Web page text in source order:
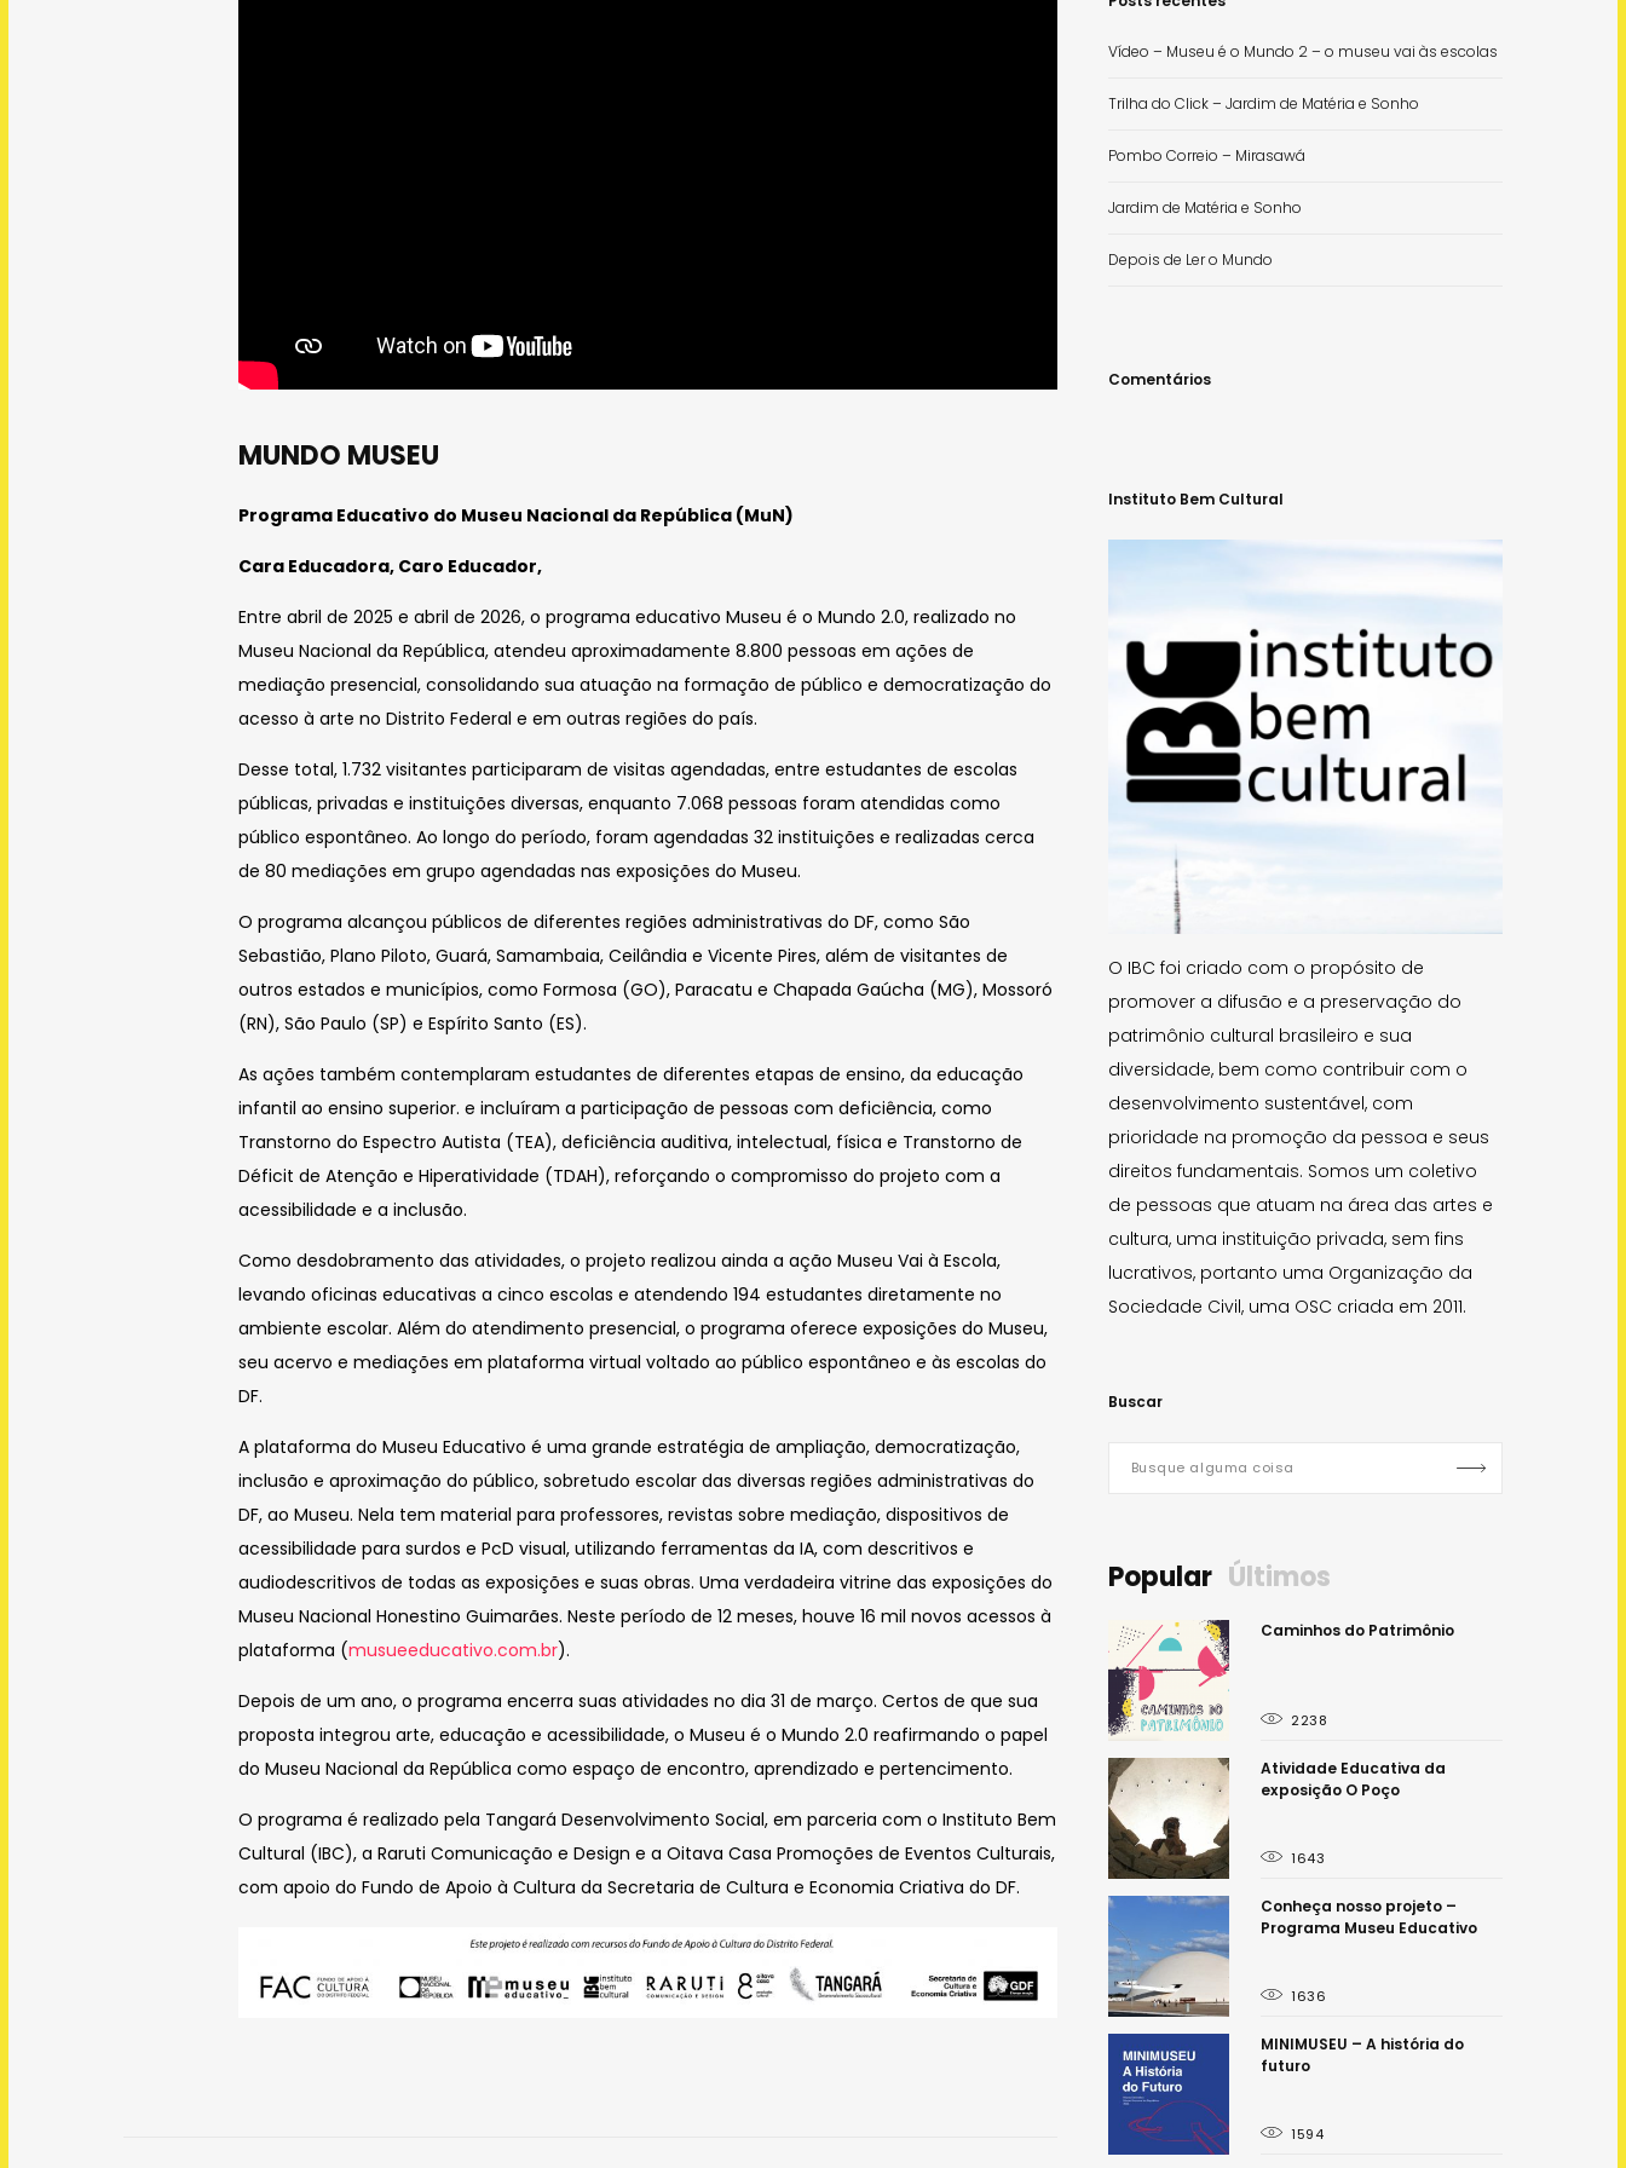
MUNDO MUSEU
Programa Educativo do Museu Nacional da República (MuN)
Cara Educadora, Caro Educador,
Entre abril de 2025 e abril de 2026, o programa educativo Museu é o Mundo 2.0, realizado no
Museu Nacional da República, atendeu aproximadamente 8.800 pessoas em ações de
mediação presencial, consolidando sua atuação na formação de público e democratização do
acesso à arte no Distrito Federal e em outras regiões do país.
Desse total, 1.732 visitantes participaram de visitas agendadas, entre estudantes de escolas
públicas, privadas e instituições diversas, enquanto 7.068 pessoas foram atendidas como
público espontâneo. Ao longo do período, foram agendadas 32 instituições e realizadas cerca
de 80 mediações em grupo agendadas nas exposições do Museu.
O programa alcançou públicos de diferentes regiões administrativas do DF, como São
Sebastião, Plano Piloto, Guará, Samambaia, Ceilândia e Vicente Pires, além de visitantes de
outros estados e municípios, como Formosa (GO), Paracatu e Chapada Gaúcha (MG), Mossoró
(RN), São Paulo (SP) e Espírito Santo (ES).
As ações também contemplaram estudantes de diferentes etapas de ensino, da educação
infantil ao ensino superior. e incluíram a participação de pessoas com deficiência, como
Transtorno do Espectro Autista (TEA), deficiência auditiva, intelectual, física e Transtorno de
Déficit de Atenção e Hiperatividade (TDAH), reforçando o compromisso do projeto com a
acessibilidade e a inclusão.
Como desdobramento das atividades, o projeto realizou ainda a ação Museu Vai à Escola,
levando oficinas educativas a cinco escolas e atendendo 194 estudantes diretamente no
ambiente escolar. Além do atendimento presencial, o programa oferece exposições do Museu,
seu acervo e mediações em plataforma virtual voltado ao público espontâneo e às escolas do
DF.
A plataforma do Museu Educativo é uma grande estratégia de ampliação, democratização,
inclusão e aproximação do público, sobretudo escolar das diversas regiões administrativas do
DF, ao Museu. Nela tem material para professores, revistas sobre mediação, dispositivos de
acessibilidade para surdos e PcD visual, utilizando ferramentas da IA, com descritivos e
audiodescritivos de todas as exposições e suas obras. Uma verdadeira vitrine das exposições do
Museu Nacional Honestino Guimarães. Neste período de 12 meses, houve 16 mil novos acessos à
plataforma (musueeducativo.com.br).
Depois de um ano, o programa encerra suas atividades no dia 31 de março. Certos de que sua
proposta integrou arte, educação e acessibilidade, o Museu é o Mundo 2.0 reafirmando o papel
do Museu Nacional da República como espaço de encontro, aprendizado e pertencimento.
O programa é realizado pela Tangará Desenvolvimento Social, em parceria com o Instituto Bem
Cultural (IBC), a Raruti Comunicação e Design e a Oitava Casa Promoções de Eventos Culturais,
com apoio do Fundo de Apoio à Cultura da Secretaria de Cultura e Economia Criativa do DF.
Vídeo – Museu é o Mundo 2 – o museu vai às escolas
Trilha do Click – Jardim de Matéria e Sonho
Pombo Correio – Mirasawá
Jardim de Matéria e Sonho
Depois de Ler o Mundo
Comentários
Instituto Bem Cultural
O IBC foi criado com o propósito de
promover a difusão e a preservação do
patrimônio cultural brasileiro e sua
diversidade, bem como contribuir com o
desenvolvimento sustentável, com
prioridade na promoção da pessoa e seus
direitos fundamentais. Somos um coletivo
de pessoas que atuam na área das artes e
cultura, uma instituição privada, sem fins
lucrativos, portanto uma Organização da
Sociedade Civil, uma OSC criada em 2011.
Buscar
Popular Últimos
11 de junho de 2026
Trilha do Click - Jardim de
26 de março de 2026
5 de março de 2026
Caminhos do Patrimônio
2238
Atividade Educativa da
exposição O Poço
1643
Conheça nosso projeto –
Programa Museu Educativo
1636
MINIMUSEU – A história do
futuro
1594